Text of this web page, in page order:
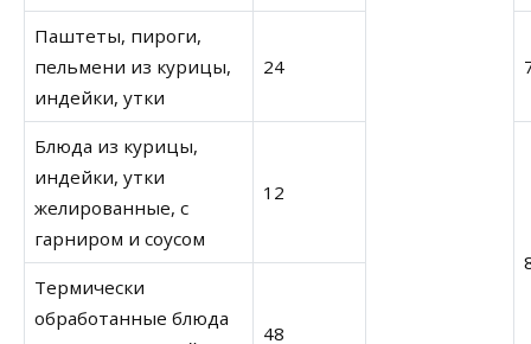
Паштеты, пироги,
пельмени из курицы,
индейки, утки
24
Блюда из курицы,
индейки, утки
желированные, с
гарниром и соусом
12
Термически
обработанные блюда
48